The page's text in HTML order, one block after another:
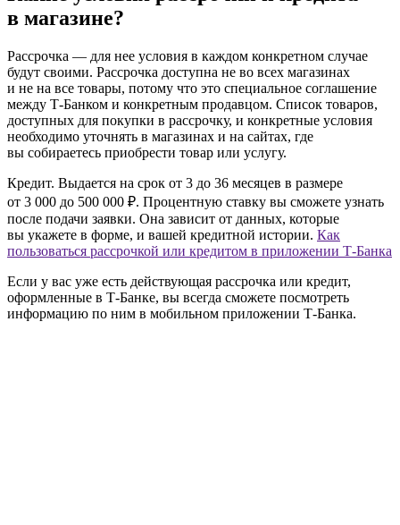
в магазине?
Рассрочка — для нее условия в каждом конкретном случае
будут своими. Рассрочка доступна не во всех магазинах
и не на все товары, потому что это специальное соглашение
между Т‑Банком и конкретным продавцом. Список товаров,
доступных для покупки в рассрочку, и конкретные условия
необходимо уточнять в магазинах и на сайтах, где
вы собираетесь приобрести товар или услугу.
Кредит. Выдается на срок от 3 до 36 месяцев в размере
от 3 000 до 500 000 ₽. Процентную ставку вы сможете узнать
после подачи заявки. Она зависит от данных, которые
вы укажете в форме, и вашей кредитной истории. Как
пользоваться рассрочкой или кредитом в приложении Т‑Банка
Если у вас уже есть действующая рассрочка или кредит,
оформленные в Т‑Банке, вы всегда сможете посмотреть
информацию по ним в мобильном приложении Т‑Банка.